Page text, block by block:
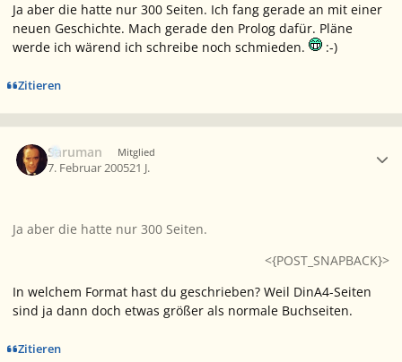
Ja aber die hatte nur 300 Seiten. Ich fang gerade an mit einer
neuen Geschichte. Mach gerade den Prolog dafür. Pläne
werde ich wärend ich schreibe noch schmieden.
:-)
Zitieren
Saruman Mitglied
7. Februar 200521 J.
Ja aber die hatte nur 300 Seiten.
<{POST_SNAPBACK}>
In welchem Format hast du geschrieben? Weil DinA4-Seiten
sind ja dann doch etwas größer als normale Buchseiten.
Zitieren